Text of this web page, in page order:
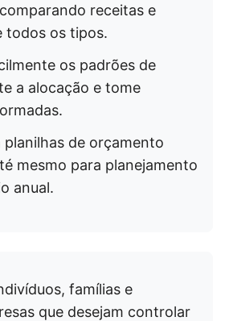
receitas e
todos os tipos.
os padrões de
a alocação e tome
planilhas de orçamento
mesmo para planejamento
anual.
famílias e
que desejam controlar